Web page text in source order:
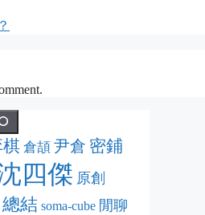
棋 倉頡 尹倉 密鋪
四傑 原創
總結 soma-cube 閒聊